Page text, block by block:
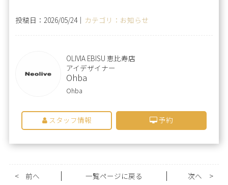
投稿日：2026/05/24｜ カテゴリ：お知らせ
OLIVIA EBISU 恵比寿店
アイデザイナー
Ohba
Ohba
スタッフ情報 予約
< 前へ 一覧ページに戻る >
次へ